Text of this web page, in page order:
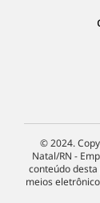
© 2024.
Natal/RN -
conteúdo
meios